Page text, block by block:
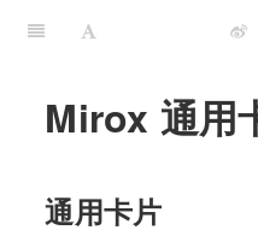
Mirox 通用
通用卡片